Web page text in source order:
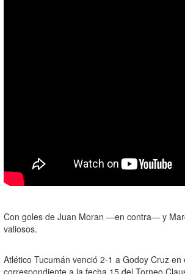
Con goles de Juan Moran —en contra— y
valiosos.
Atlético Tucumán venció 2-1 a Godoy Cruz
correspondiente a la fecha 15 del Torneo